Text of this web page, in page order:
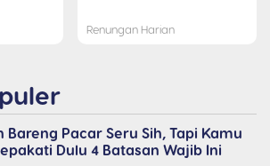
Renungan Harian
Bareng Pacar Seru Sih, Tapi Kamu
Dulu 4 Batasan Wajib Ini